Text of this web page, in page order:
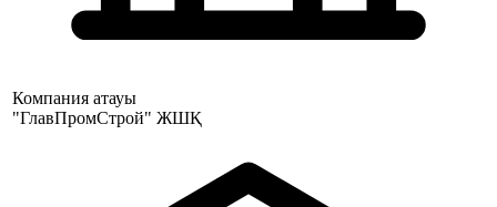
Компания атауы
"ГлавПромСтрой" ЖШҚ